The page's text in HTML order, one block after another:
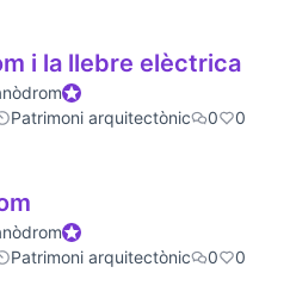
i la llebre elèctrica
Official participant
Patrimoni arquitectònic 0 0
Official participant
Patrimoni arquitectònic 0 0